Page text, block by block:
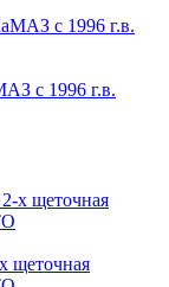
с 1996 г.в.
щеточная